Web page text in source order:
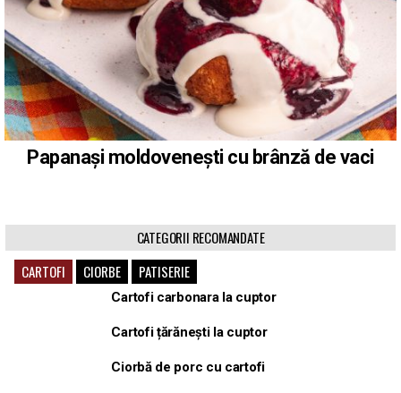
Papanași moldovenești cu brânză de vaci
CATEGORII RECOMANDATE
CARTOFI
CIORBE PATISERIE
Cartofi carbonara la cuptor
Cartofi țărănești la cuptor
Ciorbă de porc cu cartofi